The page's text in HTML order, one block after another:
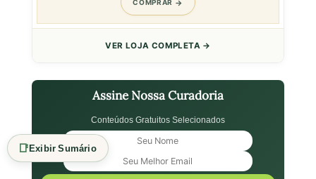
COMPRAR
VER LOJA COMPLETA →
Assine Nossa Curadoria
Conteúdos Gratuitos Selecionados
📑Exibir Sumário